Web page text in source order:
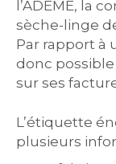
l’ADEME, la
sèche-linge
Par rapport à
donc
sur ses
L’étiquette
plusieurs